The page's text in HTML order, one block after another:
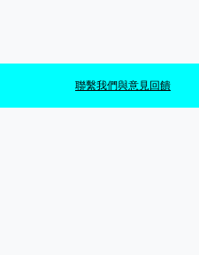
聯繫我們與意見回饋